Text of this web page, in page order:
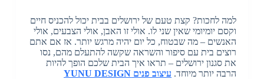
למה לחכות? קצת טעם של ירושלים בבית יכול להכניס חיים
וקסם יומיומי שאין שני לו. אולי זו האבן, אולי הצבעים, אולי
האנשים – מה שבטוח, כל יום יהיה מרגש יותר. אז אם אתם
רוצים בית עם סיפור והשראה שקשה להתעלם מהם, נסו
את סגנון ירושלים – תראו איך הבית שלכם הופך להיות
הרבה יותר מיוחד. עיצוב פנים YUNU DESIGN